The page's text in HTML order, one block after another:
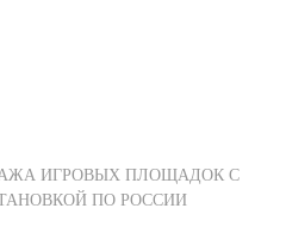
ИГРОВЫХ ПЛОЩАДОК С
ПО РОССИИ